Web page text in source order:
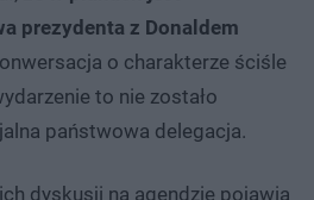
prezydenta z Donaldem
o charakterze ściśle
to nie zostało
państwowa delegacja.
dyskusji na agendzie pojawią